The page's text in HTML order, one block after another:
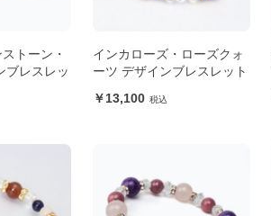
トーン・
ブレスレッ
インカローズ・ローズクォ
ーツ デザインブレスレット
13,100